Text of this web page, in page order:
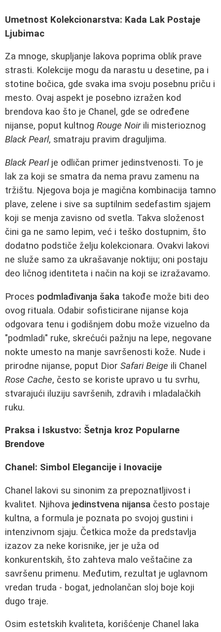
Umetnost Kolekcionarstva: Kada Lak Postaje
Ljubimac
Za mnoge, skupljanje lakova poprima oblik prave
strasti. Kolekcije mogu da narastu u desetine, pa i
stotine bočica, gde svaka ima svoju posebnu priču i
mesto. Ovaj aspekt je posebno izražen kod
brendova kao što je Chanel, gde se određene
nijanse, poput kultnog Rouge Noirili misterioznog
Black Pearl, smatraju pravim draguljima.
Black Pearlje odličan primer jedinstvenosti. To je
lak za koji se smatra da nema pravu zamenu na
tržištu. Njegova boja je magična kombinacija tamno
plave, zelene i sive sa suptilnim sedefastim sjajem
koji se menja zavisno od svetla. Takva složenost
čini ga ne samo lepim, već i teško dostupnim, što
dodatno podstiče želju kolekcionara. Ovakvi lakovi
ne služe samo za ukrašavanje noktiju; oni postaju
deo ličnog identiteta i način na koji se izražavamo.
Proces podmlađivanja šaka takođe može biti deo
ovog rituala. Odabir sofisticirane nijanse koja
odgovara tenu i godišnjem dobu može vizuelno da
"podmladi" ruke, skrećući pažnju na lepe, negovane
nokte umesto na manje savršenosti kože. Nude i
prirodne nijanse, poput Dior Safari Beige ili Chanel
Rose Cache, često se koriste upravo u tu svrhu,
stvarajući iluziju savršenih, zdravih i mladalačkih
ruku.
Praksa i Iskustvo: Šetnja kroz Popularne
Brendove
Chanel: Simbol Elegancije i Inovacije
Chanel lakovi su sinonim za prepoznatljivost i
kvalitet. Njihova jedinstvena nijansa često postaje
kultna, a formula je poznata po svojoj gustini i
intenzivnom sjaju. Četkica može da predstavlja
izazov za neke korisnike, jer je uža od
konkurentskih, što zahteva malo veštačine za
savršenu primenu. Međutim, rezultat je uglavnom
vredan truda - bogat, jednolančan sloj boje koji
dugo traje.
Osim estetskih kvaliteta, korišćenje Chanel laka